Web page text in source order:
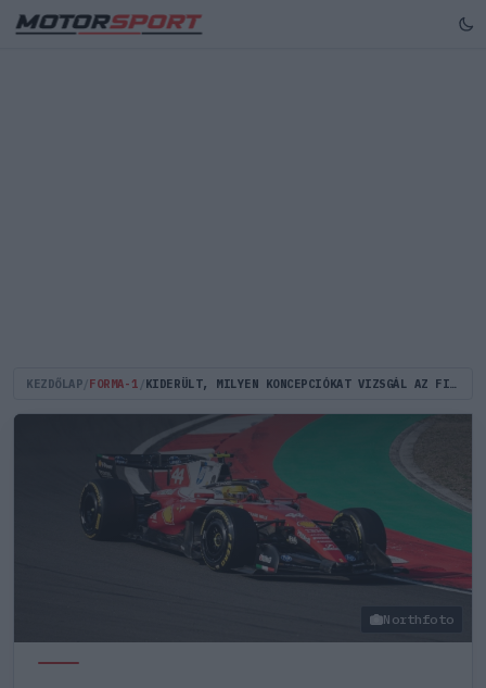
KEZDŐLAP FORMA-1 KIDERÜLT, MILYEN KONCEPCIÓKAT VIZSGÁL AZ FIA AZ IDŐMÉRŐ EDZÉSEK MEGREFORMÁLÁSÁRA
Northfoto